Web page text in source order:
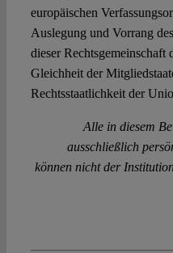
europäischen
Auslegung und Vorrang
dieser
Gleichheit der
Rechtsstaatlichkeit der
Alle in diesem
ausschließlich
können nicht der